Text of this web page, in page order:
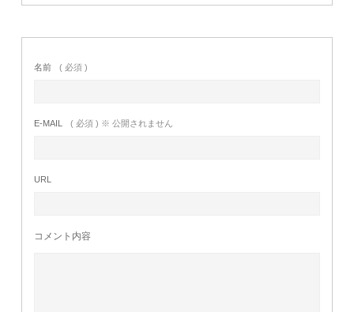
名前 ( 必須 )
E-MAIL ( 必須 ) ※ 公開されません
URL
コメント内容